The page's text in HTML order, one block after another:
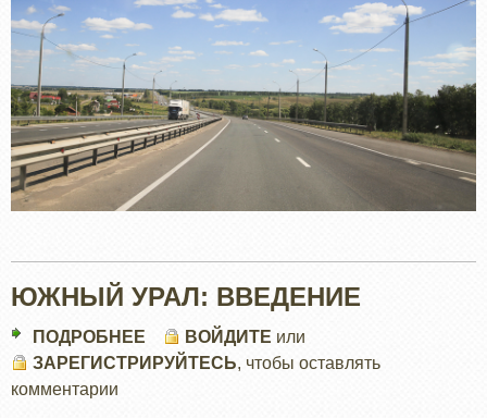
ЮЖНЫЙ УРАЛ: ВВЕДЕНИЕ
ПОДРОБНЕЕ
ЮЖНЫЙ
ВОЙДИТЕ или
ЗАРЕГИСТРИРУЙТЕСЬ, чтобы оставлять
комментарии